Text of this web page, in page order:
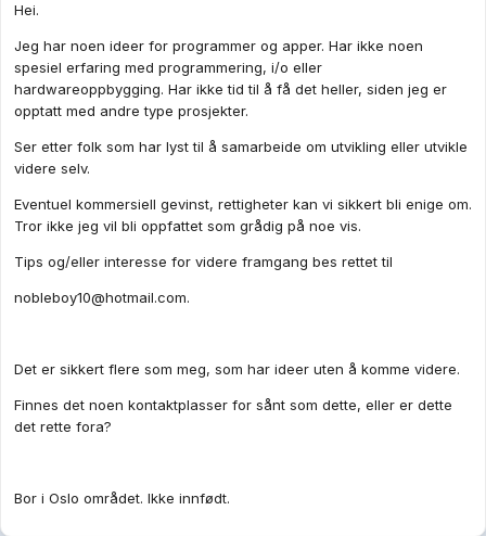
Hei.
Jeg har noen ideer for programmer og apper. Har ikke noen
spesiel erfaring med programmering, i/o eller
hardwareoppbygging. Har ikke tid til å få det heller, siden jeg er
opptatt med andre type prosjekter.
Ser etter folk som har lyst til å samarbeide om utvikling eller utvikle
videre selv.
Eventuel kommersiell gevinst, rettigheter kan vi sikkert bli enige om.
Tror ikke jeg vil bli oppfattet som grådig på noe vis.
Tips og/eller interesse for videre framgang bes rettet til
nobleboy10@hotmail.com.
Det er sikkert flere som meg, som har ideer uten å komme videre.
Finnes det noen kontaktplasser for sånt som dette, eller er dette
det rette fora?
Bor i Oslo området. Ikke innfødt.